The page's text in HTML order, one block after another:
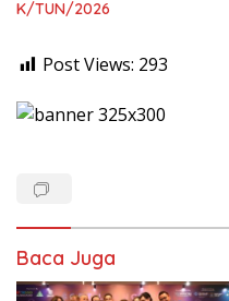
K/TUN/2026
Post Views: 293
Baca Juga